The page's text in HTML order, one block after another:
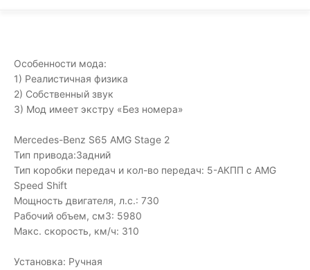
Особенности мода:
1) Реалистичная физика
2) Собственный звук
3) Мод имеет экстру «Без номера»
Mercedes-Benz S65 AMG Stage 2
Тип привода:Задний
Тип коробки передач и кол-во передач: 5-АКПП с AMG
Speed Shift
Мощность двигателя, л.с.: 730
Рабочий объем, см3: 5980
Макс. скорость, км/ч: 310
Установка: Ручная